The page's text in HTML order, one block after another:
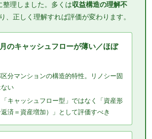
整理しました。多くは収益構造の理解不
、正しく理解すれば評価が変わります。
のキャッシュフローが薄い／ほぼ
分マンションの構造的特性。リノシー固
い
「キャッシュフロー型」ではなく「資産形
済＝資産増加）」として評価すべき